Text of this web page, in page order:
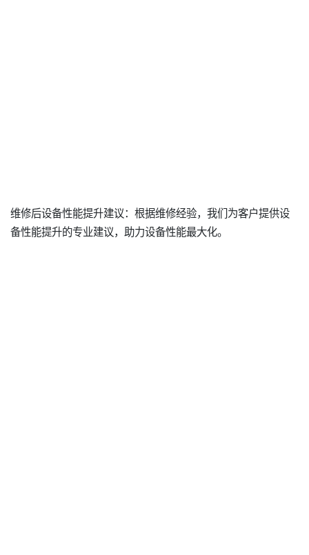
维修后设备性能提升建议：根据维修经验，我们为客户提供设
备性能提升的专业建议，助力设备性能最大化。